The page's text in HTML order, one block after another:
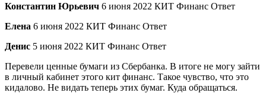
Константин Юрьевич 6 июня 2022 КИТ Финанс Ответ
Елена 6 июня 2022 КИТ Финанс Ответ
Денис 5 июня 2022 КИТ Финанс Ответ
Перевели ценные бумаги из Сбербанка. В итоге не могу зайти
в личный кабинет этого кит финанс. Такое чувство, что это
кидалово. Не видать теперь этих бумаг. Куда обращаться.